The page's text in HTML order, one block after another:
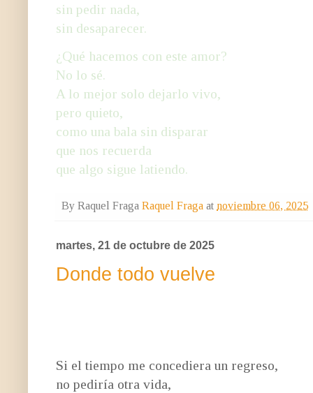
sin pedir nada,
sin desaparecer.
¿Qué hacemos con este amor?
No lo sé.
A lo mejor solo dejarlo vivo,
pero quieto,
como una bala sin disparar
que nos recuerda
que algo sigue latiendo.
By Raquel Fraga Raquel Fraga at noviembre 06, 2025
martes, 21 de octubre de 2025
Donde todo vuelve
Si el tiempo me concediera un regreso,
no pediría otra vida,